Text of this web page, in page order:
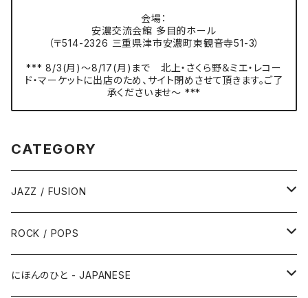
会場：
安濃交流会館 多目的ホール
（〒514-2326 三重県津市安濃町東観音寺51-3）
*** 8/3(月)〜8/17(月)まで 北上・さくら野＆ミエ・レコー
ド・マーケットに出店のため、サイト閉めさせて頂きます。ご了
承くださいませ〜 ***
CATEGORY
JAZZ / FUSION
ピアノ - Piano
サックス - Saxophone
ROCK / POPS
50s-60s POPULAR VOCAL / OLDIES
にほんのひと - JAPANESE